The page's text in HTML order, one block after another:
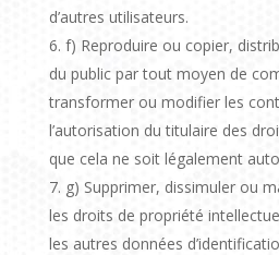
d’autres utilisateurs.
f) Reproduire ou copier,
du public par tout moyen de
transformer ou modifier les
l’autorisation du titulaire des
que cela ne soit légalement
g) Supprimer, dissimuler ou
les droits de propriété
les autres données